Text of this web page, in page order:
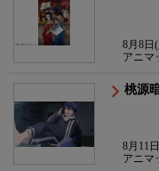
8月8日
アニマ
桃源
8月11
アニマ